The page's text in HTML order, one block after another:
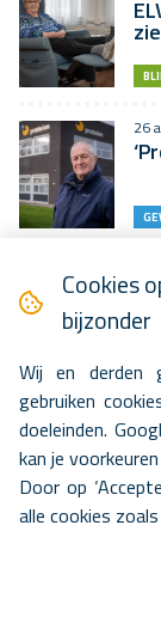
26
11
Cookies
bijzonder
Wij en derden
gebruiken
doeleinden.
kan je
Door op
alle cookies